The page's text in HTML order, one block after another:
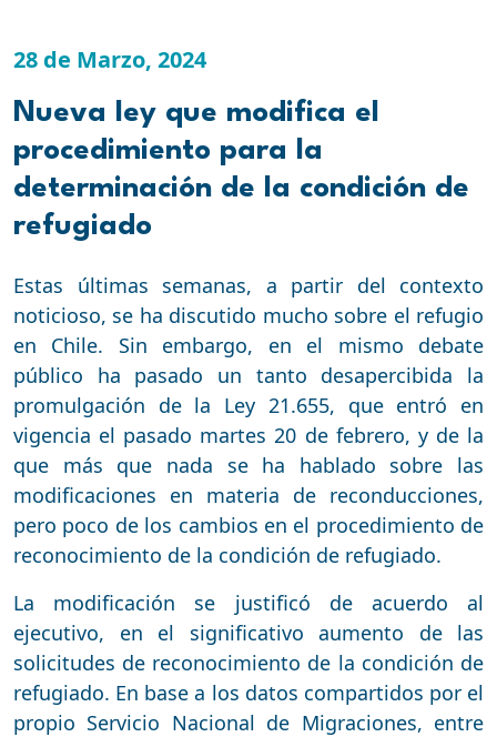
28 de Marzo, 2024
Nueva ley que modifica el
procedimiento para la
determinación de la condición de
refugiado
Estas últimas semanas, a partir del contexto
noticioso, se ha discutido mucho sobre el refugio
en Chile. Sin embargo, en el mismo debate
público ha pasado un tanto desapercibida la
promulgación de la Ley 21.655, que entró en
vigencia el pasado martes 20 de febrero, y de la
que más que nada se ha hablado sobre las
modificaciones en materia de reconducciones,
pero poco de los cambios en el procedimiento de
reconocimiento de la condición de refugiado.
La modificación se justificó de acuerdo al
ejecutivo, en el significativo aumento de las
solicitudes de reconocimiento de la condición de
refugiado. En base a los datos compartidos por el
propio Servicio Nacional de Migraciones, entre